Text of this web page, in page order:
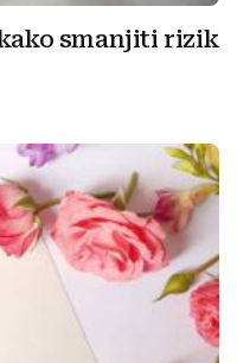
smanjiti rizik